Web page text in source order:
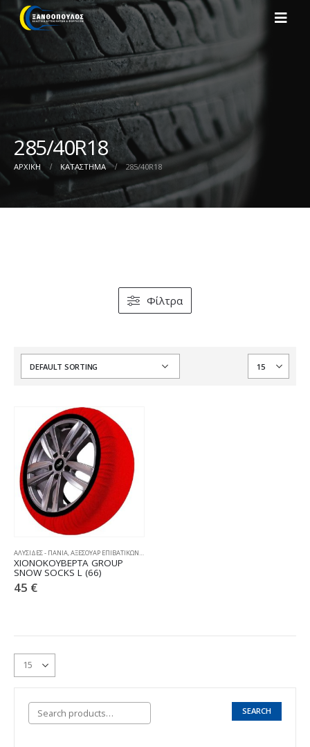
285/40R18
ΑΡΧΙΚΉ ΚΑΤΆΣΤΗΜΑ 285/40R18
Φίλτρα
ΑΛΥΣΙΔΕΣ - ΠΑΝΙΑ,ΑΞΕΣΟΥΑΡ ΕΠΙΒΑΤΙΚΩΝ,ΧΙΟΝΟΚΟΥΒΕΡΤΕΣ
ΧΙΟΝΟΚΟΥΒΕΡΤΑ GROUP
SNOW SOCKS L (66)
45 €
SEARCH